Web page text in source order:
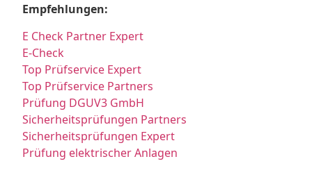
Empfehlungen:
E Check Partner Expert
E-Check
Top Prüfservice Expert
Top Prüfservice Partners
Prüfung DGUV3 GmbH
Sicherheitsprüfungen Partners
Sicherheitsprüfungen Expert
Prüfung elektrischer Anlagen